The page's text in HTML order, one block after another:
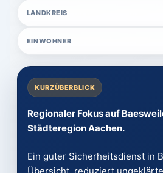
LANDKREIS
EINWOHNER
KURZÜBERBLICK
Regionaler Fokus auf
Städteregion Aachen.
Ein guter Sicherheitsdienst in